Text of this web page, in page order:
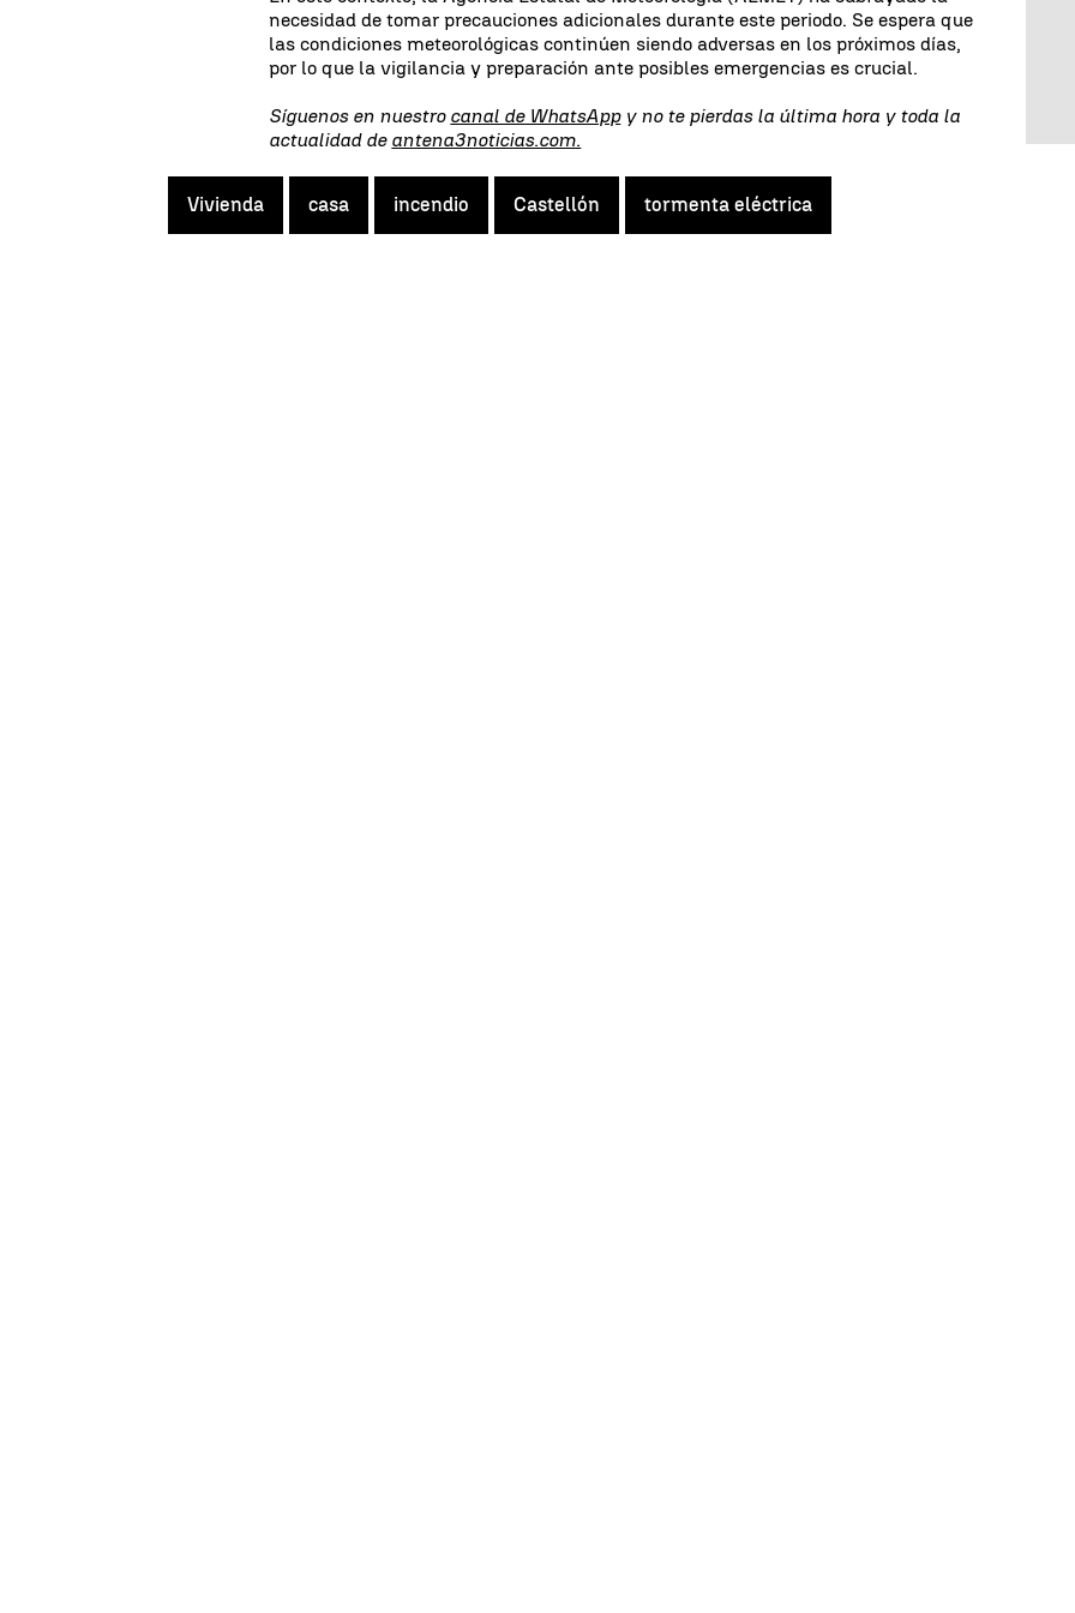
necesidad de tomar precauciones adicionales durante este periodo. Se espera que
las condiciones meteorológicas continúen siendo adversas en los próximos días,
por lo que la vigilancia y preparación ante posibles emergencias es crucial.
Síguenos en nuestro canal de WhatsAppy no te pierdas la última hora y toda la
actualidad de antena3noticias.com.
Vivienda casa incendio Castellón tormenta eléctrica